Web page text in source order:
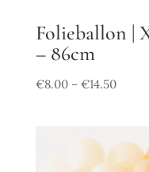
Folieballon |
– 86cm
€8.00– €14.50